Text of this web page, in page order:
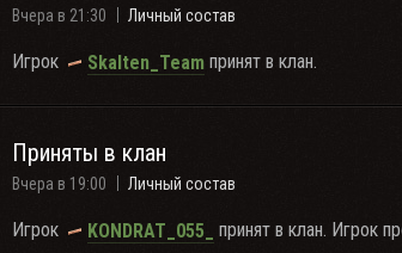
Вчера в 21:30 Личный состав
Игрок Skalten_Team принят в клан.
Приняты в клан
Вчера в 19:00 Личный состав
Игрок KONDRAT_055_ принят в клан. Игрок